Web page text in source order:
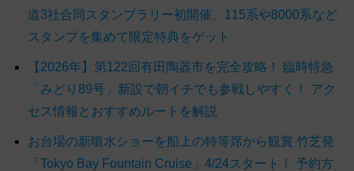
道3社合同スタンプラリー初開催、115系や8000系など
スタンプを集めて限定特典をゲット
【2026年】第122回有田陶器市を完全攻略！ 臨時特急
「みどり89号」新設で朝イチでも参戦しやすく！ アク
セス情報とおすすめルートを解説
お台場の新噴水ショーを船上の特等席から観賞 竹芝発
「Tokyo Bay Fountain Cruise」4/24スタート！ 予約方